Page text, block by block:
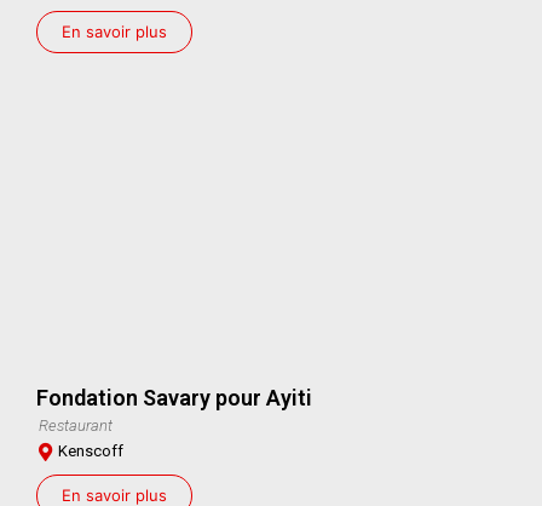
En savoir plus
Fondation Savary pour Ayiti
Restaurant
Kenscoff
En savoir plus